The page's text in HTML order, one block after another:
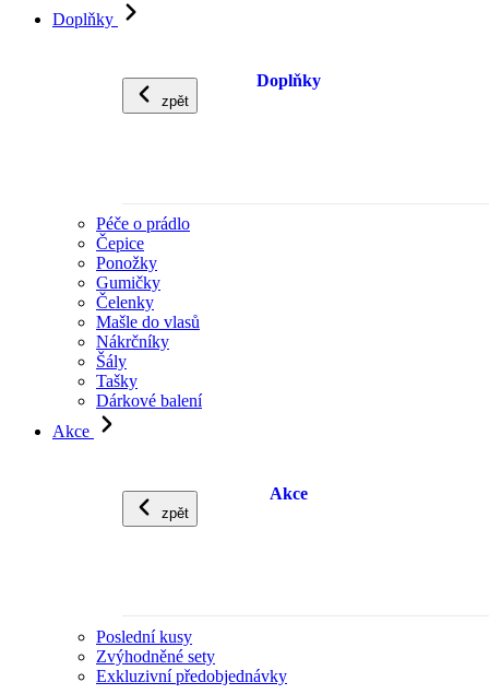
Doplňky
zpět
Doplňky
Péče o prádlo
Čepice
Ponožky
Gumičky
Čelenky
Mašle do vlasů
Nákrčníky
Šály
Tašky
Dárkové balení
Akce
zpět
Akce
Poslední kusy
Zvýhodněné sety
Exkluzivní předobjednávky